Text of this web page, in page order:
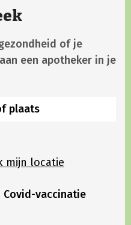
of je
een apotheker in je
mijn locatie
Covid-vaccinatie